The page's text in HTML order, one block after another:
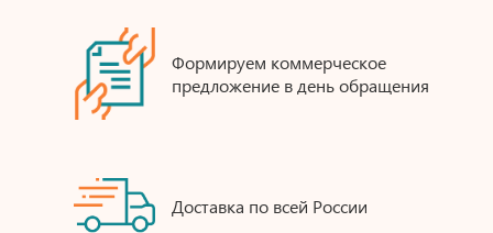
Формируем коммерческое
предложение в день обращения
Доставка по всей России